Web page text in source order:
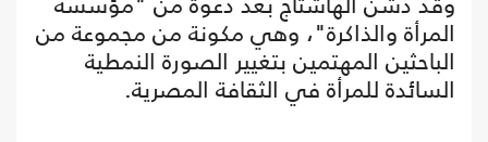
المرأة والذاكرة"، وهي مكونة من مجموعة من
الباحثين المهتمين بتغيير الصورة النمطية
السائدة للمرأة في الثقافة المصرية.